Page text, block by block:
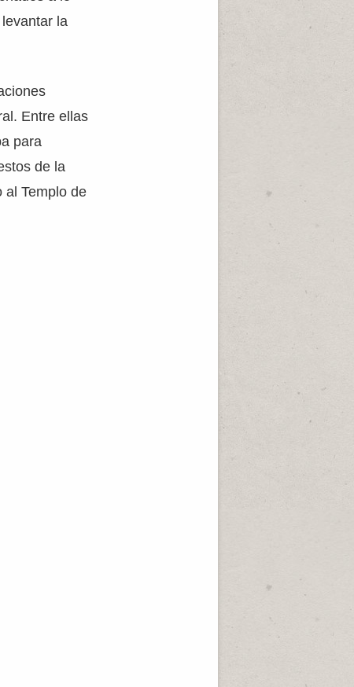
la
Entre ellas
para
de la
al Templo de